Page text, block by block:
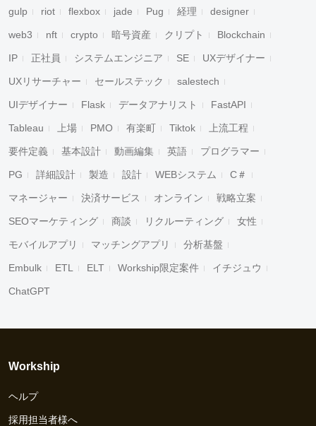
gulp riot flexbox jade Pug 経理 designer
web3 nft crypto 暗号資産 クリプト Blockchain
IP 正社員 システムエンジニア SE UXデザイナー
UXリサーチャー セールステック salestech
UIデザイナー Flask データアナリスト FastAPI
Tableau 上場 PMO 有楽町 Tiktok 上流工程
要件定義 基本設計 動画編集 英語 プログラマー
PG 詳細設計 製造 設計 WEBシステム C＃
マネージャー 決済サービス オンライン 戦略立案
SEOマーケティング 商談 リクルーティング 女性
モバイルアプリ マッチングアプリ 分析基盤
Embulk ETL ELT Workship限定案件 イチジュウ
ChatGPT
Workship
ヘルプ
採用担当者様へ